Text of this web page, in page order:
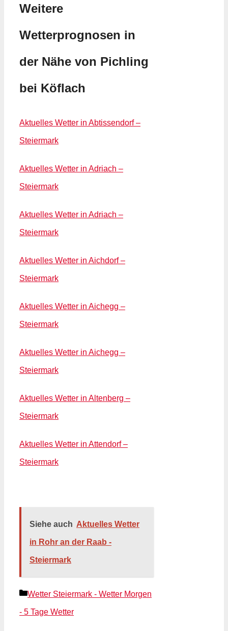
Weitere
Wetterprognosen in
der Nähe von Pichling
bei Köflach
Aktuelles Wetter in Abtissendorf –
Steiermark
Aktuelles Wetter in Adriach –
Steiermark
Aktuelles Wetter in Adriach –
Steiermark
Aktuelles Wetter in Aichdorf –
Steiermark
Aktuelles Wetter in Aichegg –
Steiermark
Aktuelles Wetter in Aichegg –
Steiermark
Aktuelles Wetter in Altenberg –
Steiermark
Aktuelles Wetter in Attendorf –
Steiermark
Siehe auch Aktuelles Wetter
in Rohr an der Raab -
Steiermark
Kategorien
Wetter Steiermark - Wetter Morgen
- 5 Tage Wetter